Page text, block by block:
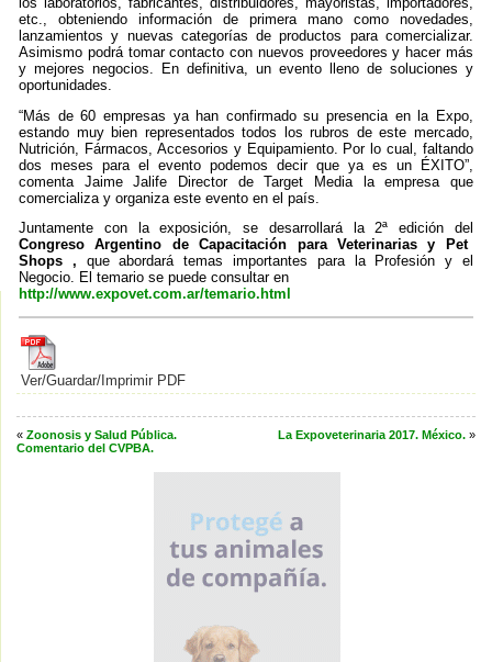
etc., obteniendo información de primera mano como novedades,
lanzamientos y nuevas categorías de productos para comercializar.
Asimismo podrá tomar contacto con nuevos proveedores y hacer más
y mejores negocios. En definitiva, un evento lleno de soluciones y
oportunidades.
“Más de 60 empresas ya han confirmado su presencia en la Expo,
estando muy bien representados todos los rubros de este mercado,
Nutrición, Fármacos, Accesorios y Equipamiento. Por lo cual, faltando
dos meses para el evento podemos decir que ya es un ÉXITO”,
comenta Jaime Jalife Director de Target Media la empresa que
comercializa y organiza este evento en el país.
Juntamente con la exposición, se desarrollará la 2ª edición del
Congreso Argentino de Capacitación para Veterinarias y Pet
Shops , que abordará temas importantes para la Profesión y el
Negocio. El temario se puede consultar en
http://www.expovet.com.ar/temario.html
Ver/Guardar/Imprimir PDF
« Zoonosis y Salud Pública.
Comentario del CVPBA.
La Expoveterinaria 2017. México. »